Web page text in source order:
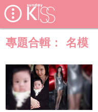
專題合輯： 名模